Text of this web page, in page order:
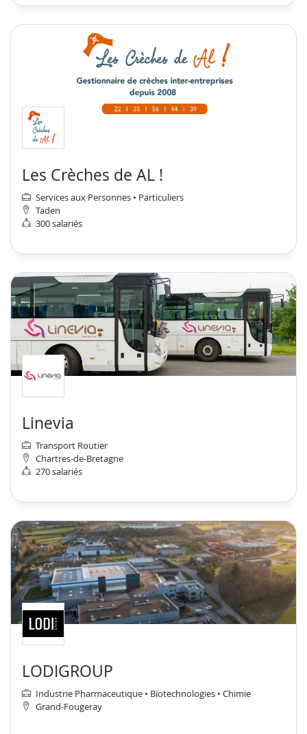
Les Crèches de AL !
Services aux Personnes • Particuliers
Taden
300 salariés
Linevia
Transport Routier
Chartres-de-Bretagne
270 salariés
LODIGROUP
Industrie Pharmaceutique • Biotechnologies • Chimie
Grand-Fougeray